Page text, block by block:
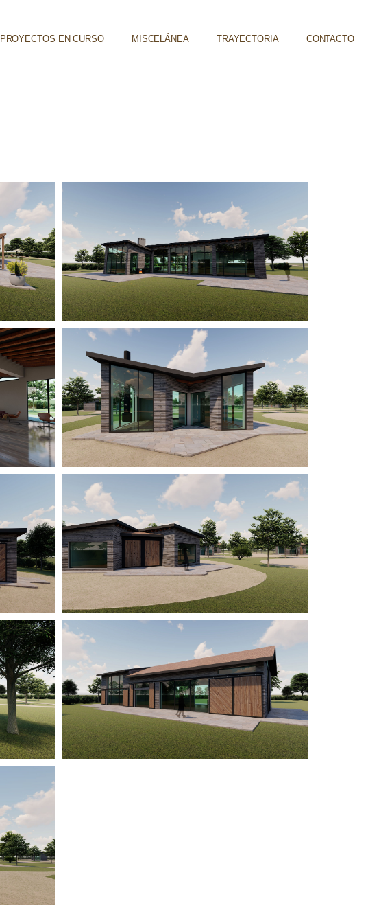
PROYECTOS EN CURSO MISCELÁNEA TRAYECTORIA CONTACTO